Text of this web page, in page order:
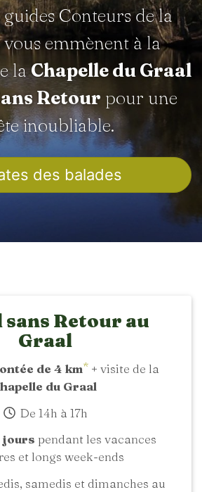
guides Conteurs de la
vous emmènent à la
laChapelle du Graal
Retour pour une
inoubliable.
des balades
sans Retour au
Graal
de 4 km* + visite de la
du Graal
De 14h à 17h
jours pendant les vacances
et longs week-ends
samedis et dimanches au